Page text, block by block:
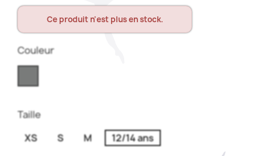
Ce produit n'est plus en stock.
Couleur
Taille
XS
S M 12/14 ans